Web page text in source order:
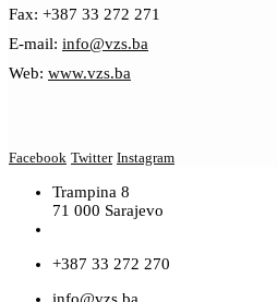
Fax: +387 33 272 271
E-mail: info@vzs.ba
Web: www.vzs.ba
Facebook Twitter Instagram
Trampina 8
71 000 Sarajevo
+387 33 272 270
info@vzs.ba